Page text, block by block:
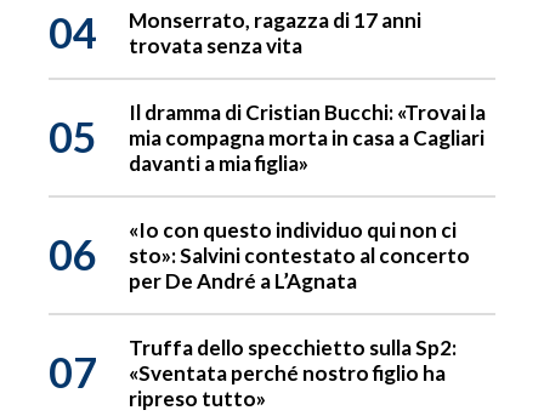
04
Monserrato, ragazza di 17 anni
trovata senza vita
05
Il dramma di Cristian Bucchi: «Trovai la
mia compagna morta in casa a Cagliari
davanti a mia figlia»
06
«Io con questo individuo qui non ci
sto»: Salvini contestato al concerto
per De André a L’Agnata
07
Truffa dello specchietto sulla Sp2:
«Sventata perché nostro figlio ha
ripreso tutto»